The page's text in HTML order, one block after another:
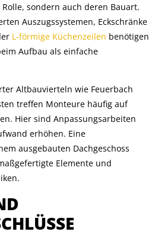
sondern auch deren Bauart.
Auszugssystemen, Eckschränke
L-förmige Küchenzeilen benötigen
Aufbau als einfache
Altbauvierteln wie Feuerbach
treffen Monteure häufig auf
Hier sind Anpassungsarbeiten
erhöhen. Eine
ausgebauten Dachgeschoss
Elemente und